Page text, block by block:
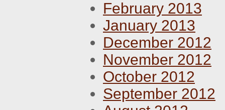
February 2013
January 2013
December 2012
November 2012
October 2012
September 2012